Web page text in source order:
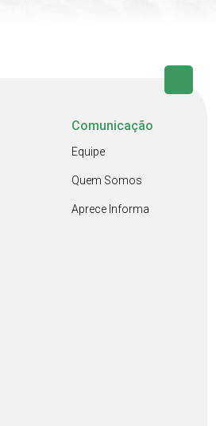
Comunicação
Equipe
Quem Somos
Aprece Informa